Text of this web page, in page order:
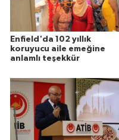
Enfield'da 102 yıllık
koruyucu aile emeğine
anlamlı teşekkür